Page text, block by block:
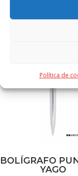
Política de
BOLÍGRAFO
YAGO